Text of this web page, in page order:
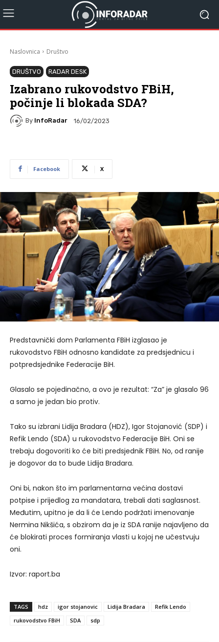
Naslovnica Društvo
DRUŠTVO RADAR DESK
Izabrano rukovodstvo FBiH,
počinje li blokada SDA?
By InfoRadar 16/02/2023
Facebook X
Predstavnički dom Parlamenta FBiH izglasao je
rukovodstvo FBiH odnosno kandidate za predsjednicu i
potpredsjednike Federacije BiH.
Glasalo se pojedinačno, a ovo je rezultat: “Za” je glasalo 96
a samo je jedan bio protiv.
Tako su izbrani Lidija Bradara (HDZ), Igor Stojanović (SDP) i
Refik Lendo (SDA) u rukovodstvo Federacije BiH. Oni se
trebaju dogovoriti ko će biti predsjednik FBiH. No, od ranije
je dogovor da to bude Lidija Bradara.
Oni bi, nakon što im parlamentarna većina dostavi
potpise i prijedlog za mandatara, trebali dati saglasnost.
Međutim, upitno je da li će Lendo podržati imenovanje
Nermina Nikšića, s obzirom da je iz SDA ranije najavljeno da
će blokirati proces formiranja vlasti u kojoj ne učestvuju
oni.
Izvor: raport.ba
TAGS hdz igor stojanovic Lidija Bradara
Refik Lendo
rukovodstvo FBiH
SDA sdp